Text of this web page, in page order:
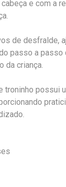
e com a
de desfralde,
passo a passo
da criança.
possui